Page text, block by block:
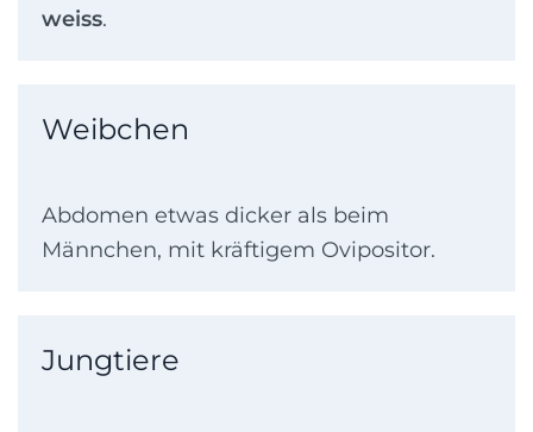
weiss.
Weibchen
Abdomen etwas dicker als beim
Männchen, mit kräftigem Ovipositor.
Jungtiere